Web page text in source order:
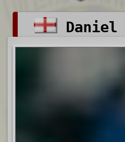
Daniel